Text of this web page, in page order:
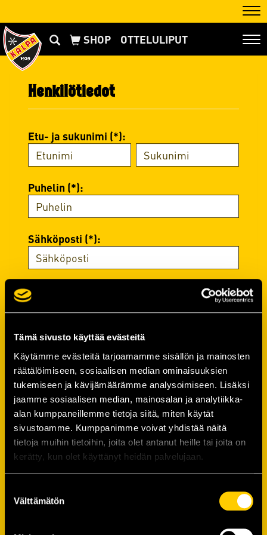
Tämä sivusto käyttää evästeitä
Käytämme evästeitä tarjoamamme sisällön ja mainosten
räätälöimiseen, sosiaalisen median ominaisuuksien
tukemiseen ja kävijämäärämme analysoimiseen. Lisäksi
jaamme sosiaalisen median, mainosalan ja analytiikka-
alan kumppaneillemme tietoja siitä, miten käytät
sivustoamme. Kumppanimme voivat yhdistää näitä
tietoja muihin tietoihin, joita olet antanut heille tai joita on
kerätty, kun olet käyttänyt heidän palvelujaan.
valinta
Välttämätön
OTTELULIPUT
Henkilötiedot
Etu- ja sukunimi (*):
Puhelin (*):
Sähköposti (*):
Salasana
Salasana (*):
Vahvista salasana (*):
Yhteystiedot
Katuosoite (*):